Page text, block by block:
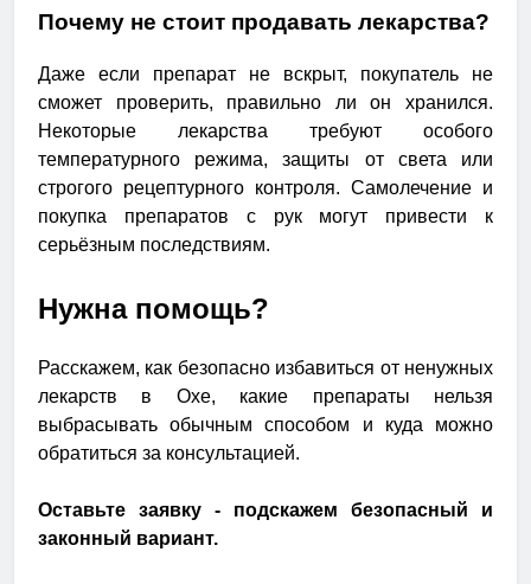
Почему не стоит продавать лекарства?
Даже если препарат не вскрыт, покупатель не
сможет проверить, правильно ли он хранился.
Некоторые лекарства требуют особого
температурного режима, защиты от света или
строгого рецептурного контроля. Самолечение и
покупка препаратов с рук могут привести к
серьёзным последствиям.
Нужна помощь?
Расскажем, как безопасно избавиться от ненужных
лекарств в Охе, какие препараты нельзя
выбрасывать обычным способом и куда можно
обратиться за консультацией.
Оставьте заявку - подскажем безопасный и
законный вариант.